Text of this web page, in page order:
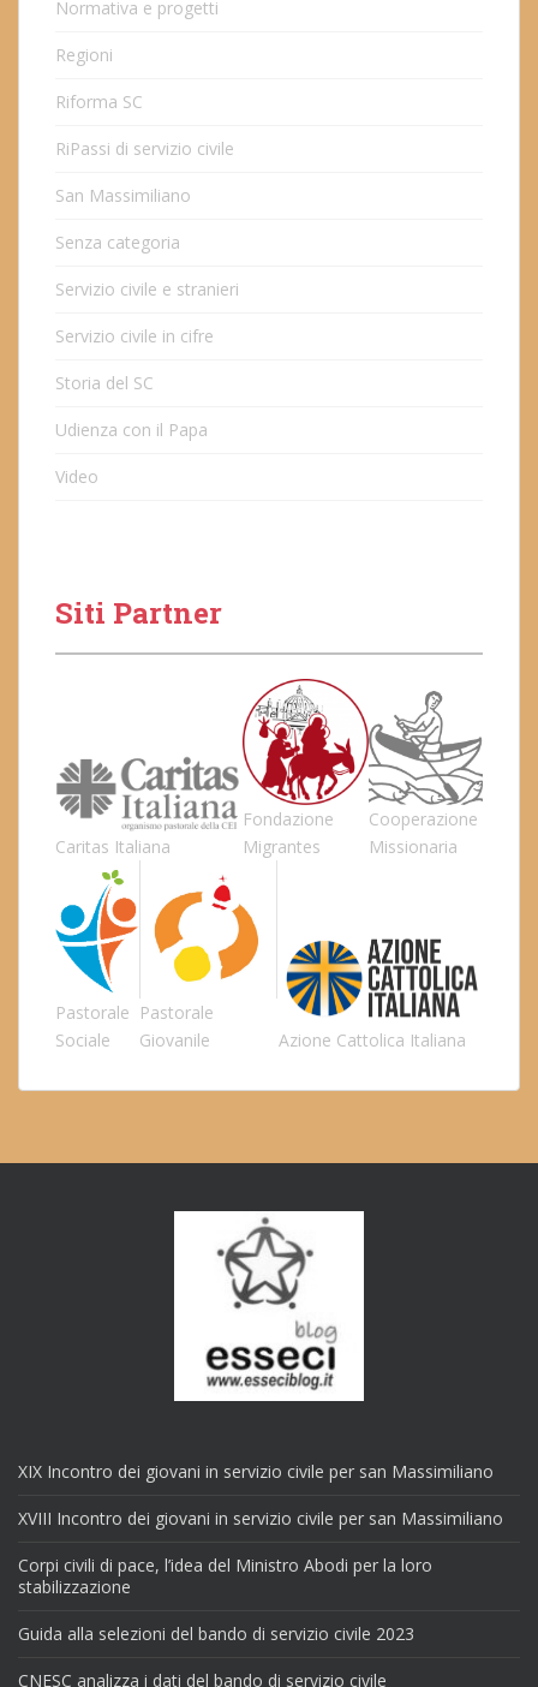
Normativa e progetti
Regioni
Riforma SC
RiPassi di servizio civile
San Massimiliano
Senza categoria
Servizio civile e stranieri
Servizio civile in cifre
Storia del SC
Udienza con il Papa
Video
Siti Partner
Caritas Italiana
Fondazione
Migrantes
Cooperazione
Missionaria
Pastorale
Sociale
Pastorale
Giovanile
Azione Cattolica Italiana
XIX Incontro dei giovani in servizio civile per san Massimiliano
XVIII Incontro dei giovani in servizio civile per san Massimiliano
Corpi civili di pace, l’idea del Ministro Abodi per la loro
stabilizzazione
Guida alla selezioni del bando di servizio civile 2023
CNESC analizza i dati del bando di servizio civile